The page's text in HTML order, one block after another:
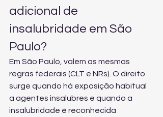
adicional de
insalubridade em São
Paulo?
Em São Paulo, valem as mesmas
regras federais (CLT e NRs). O direito
surge quando há exposição habitual
a agentes insalubres e quando a
insalubridade é reconhecida